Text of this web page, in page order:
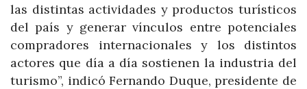
las distintas actividades y productos turísticos
del país y generar vínculos entre potenciales
compradores internacionales y los distintos
actores que día a día sostienen la industria del
turismo”, indicó Fernando Duque, presidente de